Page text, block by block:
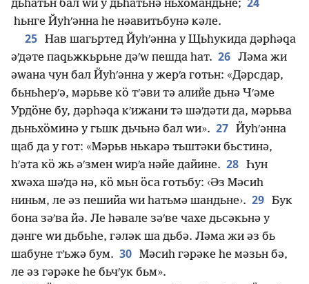
дьһатьн бал ԝи у дьһатьнә ньхӧмандьне;
һьнге Йуһʹәнна һе нәавитьбунә кәле.
25 Нав шагьртед Йуһʹәнна у Щьһукида дәрһәԛа
әʹдәте паԛьжкьрьне дәʹԝ пешда һат. 26 Ләма жи
әԝана чун бал Йуһʹәнна у жерʹа готьн: «Дәрсдар,
бьньһерʹә, мәрьве кӧ тʹәви тә алийе дьнә Чʹәме
Урдӧне бу, дәрһәԛа кʹижани тә шәʹдәти да, мәрьва
дьньхӧминә у гьшк дьчьнә бал ԝи». 27 Йуһʹәнна
щаб да у гот: «Мәрьв нькарә тьштәки бьстинә,
һʹәта кӧ жь әʹзмен ԝирʹа нәйе дайине. 28 Һун
хԝәха шәʹдә нә, кӧ мьн ӧса готьбу: ‹Әз Мәсиһ
ниньм, ле әз пешийа ԝи һатьмә шандьне›. 29 Бук
бона зәʹва йә. Ле һәвале зәʹве чахе дьсәкьнә у
дәнге ԝи дьбьһе, гәләк ша дьбә. Ләма жи әз бь
шабуне тʹьжә бум. 30 Мәсиһ гәрәке һе мәзьн бә,
ле әз гәрәке һе бьчʹук бьм».